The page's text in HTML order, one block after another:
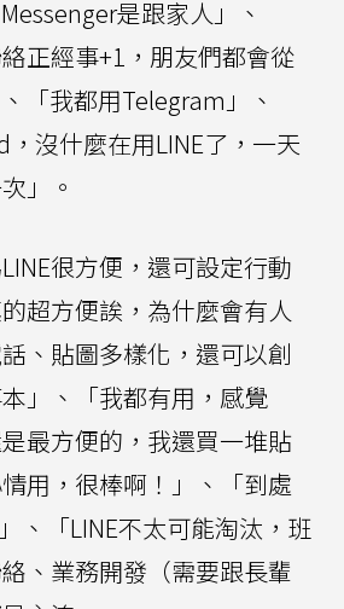
是跟家人」、
絡正經事+1，朋友們都會從
「我都用Telegram」、
，沒什麼在用LINE了，一天
」。
很方便，還可設定行動
超方便誒，為什麼會有人
、貼圖多樣化，還可以創
」、「我都有用，感覺
最方便的，我還買一堆貼
用，很棒啊！」、「到處
、「LINE不太可能淘汰，班
、業務開發（需要跟長輩